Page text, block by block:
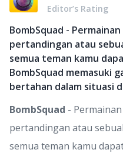
Editor’s Rating
BombSquad -
pertandingan atau
semua teman kamu
BombSquad memasuki
bertahan dalam situasi
BombSquad -
pertandingan atau
semua teman kamu